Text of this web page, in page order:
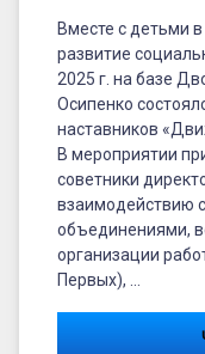
Вместе с детьми
развитие
2025 г. на базе
Осипенко
наставников
В мероприятии
советники
взаимодействию
объединениями,
организации
Первых), …